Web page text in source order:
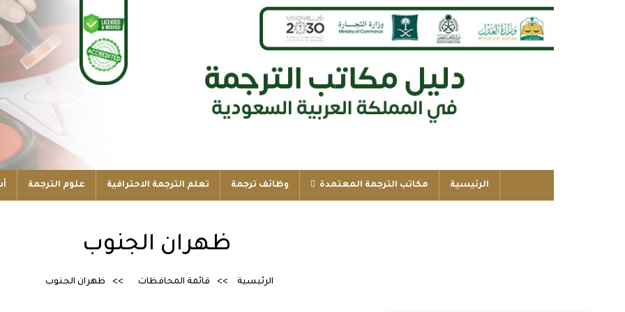
الرئيسية مكاتب الترجمة المعتمدة وظائف ترجمة تعلم الترجمة الاحترافية علوم الترجمة
ظهران الجنوب
الرئيسية قائمة المحافظات ظهران الجنوب